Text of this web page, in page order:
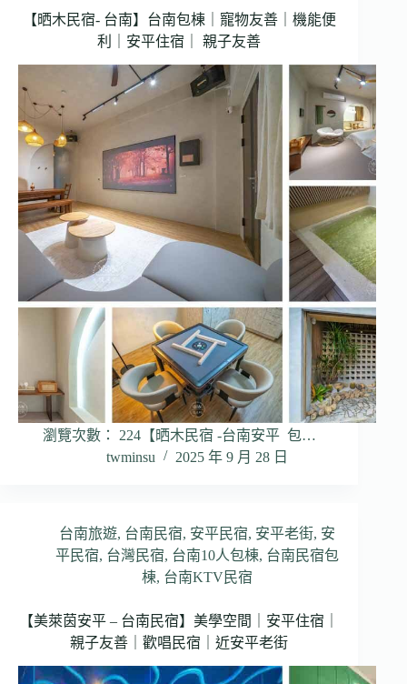
【晒木民宿- 台南】台南包棟｜寵物友善｜機能便
利｜安平住宿｜ 親子友善
瀏覽次數： 224【晒木民宿 -台南安平 包…
twminsu
2025 年 9 月 28 日
台南旅遊, 台南民宿, 安平民宿, 安平老街, 安
平民宿, 台灣民宿, 台南10人包棟, 台南民宿包
棟, 台南KTV民宿
【美萊茵安平 – 台南民宿】美學空間｜安平住宿｜
親子友善｜歡唱民宿｜近安平老街